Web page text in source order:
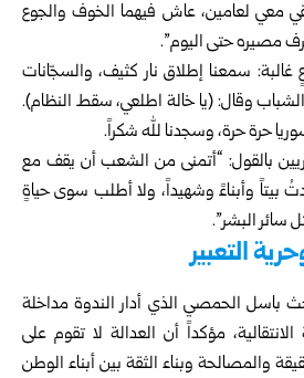
معي لعامين، عاش فيهما الخوف والجوع
مصيره حتى اليوم”.
غالبة: سمعنا إطلاق نار كثيف، والسجّانات
وقال: (يا خالة اطلعي، سقط النظام).
حرة حرة، وسجدنا لله شكراً.
بالقول: “أتمنى من الشعب أن يقف مع
بيتاً وأبناءً وشهيداً، ولا أطلب سوى حياةٍ
سائر البشر”.
التعبير
باسل الحمصي الذي أدار الندوة مداخلة
مؤكداً أن العدالة لا تقوم على
والمصالحة وبناء الثقة بين أبناء الوطن